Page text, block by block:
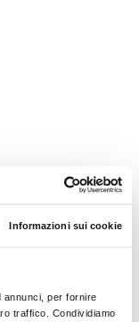
Informazioni sui cookie
annunci, per fornire
traffico. Condividiamo